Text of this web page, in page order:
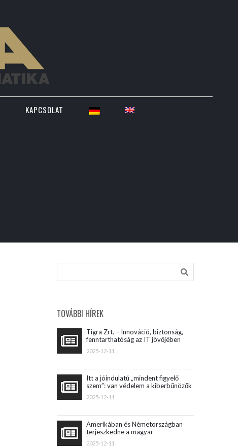
KAPCSOLAT
TOVÁBBI HÍREK
Tigra Zrt. – Innováció, biztonság,
fenntarthatóság az IT jövőjében
2025-12-11
Itt a jóindulatú „mindent figyelő
szem”: van védelem a kiberbűnözők
2025-12-11
Amerikában és Németországban
terjeszkedne a magyar
2025-12-11